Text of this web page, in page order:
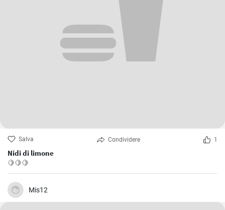
Salva Condividere 1
Nidi di limone
🍋🍋🍋
Mis12